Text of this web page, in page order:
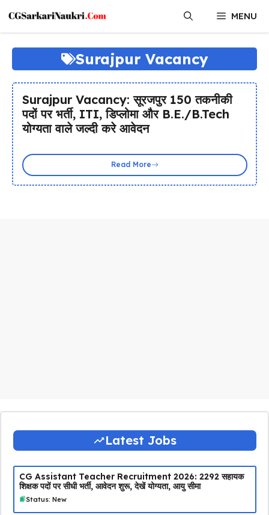
content
MENU
Surajpur Vacancy
Surajpur Vacancy: सूरजपुर 150 तकनीकी
पदों पर भर्ती, ITI, डिप्लोमा और B.E./B.Tech
योग्यता वाले जल्दी करे आवेदन
Read More
Latest Jobs
CG Assistant Teacher Recruitment 2026: 2292 सहायक
शिक्षक पदों पर सीधी भर्ती, आवेदन शुरू, देखें योग्यता, आयु सीमा
Status: New